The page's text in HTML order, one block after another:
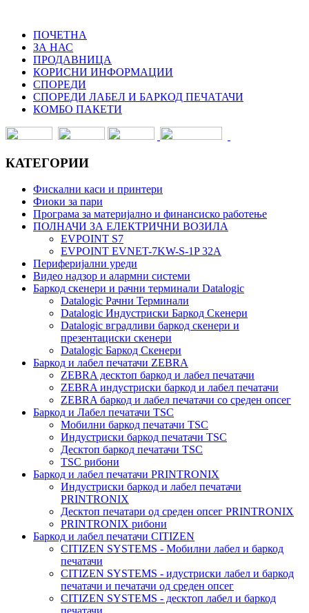
ПОЧЕТНА
ЗА НАС
ПРОДАВНИЦА
КОРИСНИ ИНФОРМАЦИИ
СПОРЕДИ
СПОРЕДИ ЛАБЕЛ И БАРКОД ПЕЧАТАЧИ
КОМБО ПАКЕТИ
КАТЕГОРИИ
Фискални каси и принтери
Фиоки за пари
Програма за материјално и финансиско работење
ПОЛНАЧИ ЗА ЕЛЕКТРИЧНИ ВОЗИЛА
EVPOINT S7
EVPOINT EVNET-7KW-S-1P 32A
Периферијални уреди
Видео надзор и алармни системи
Баркод скенери и рачни терминали Datalogic
Datalogic Рачни Терминали
Datalogic Индустриски Баркод Скенери
Datalogic вградливи баркод скенери и
презентациски скенери
Datalogic Баркод Скенери
Баркод и лабел печатачи ZEBRA
ZEBRA десктоп баркод и лабел печатачи
ZEBRA индустриски баркод и лабел печатачи
ZEBRA баркод и лабел печатачи со среден опсег
Баркод и Лабел печатачи TSC
Мобилни баркод печатачи TSC
Индустриски баркод печатачи TSC
Десктоп баркод печатачи TSC
TSC рибони
Баркод и лабел печатачи PRINTRONIX
Индустриски баркод и лабел печатачи
PRINTRONIX
Десктоп печатари од среден опсег PRINTRONIX
PRINTRONIX рибони
Баркод и лабел печатачи CITIZEN
CITIZEN SYSTEMS - Мобилни лабел и баркод
печатачи
CITIZEN SYSTEMS - идустриски лабел и баркод
печатачи и печатачи од среден опсег
CITIZEN SYSTEMS - десктоп лабел и баркод